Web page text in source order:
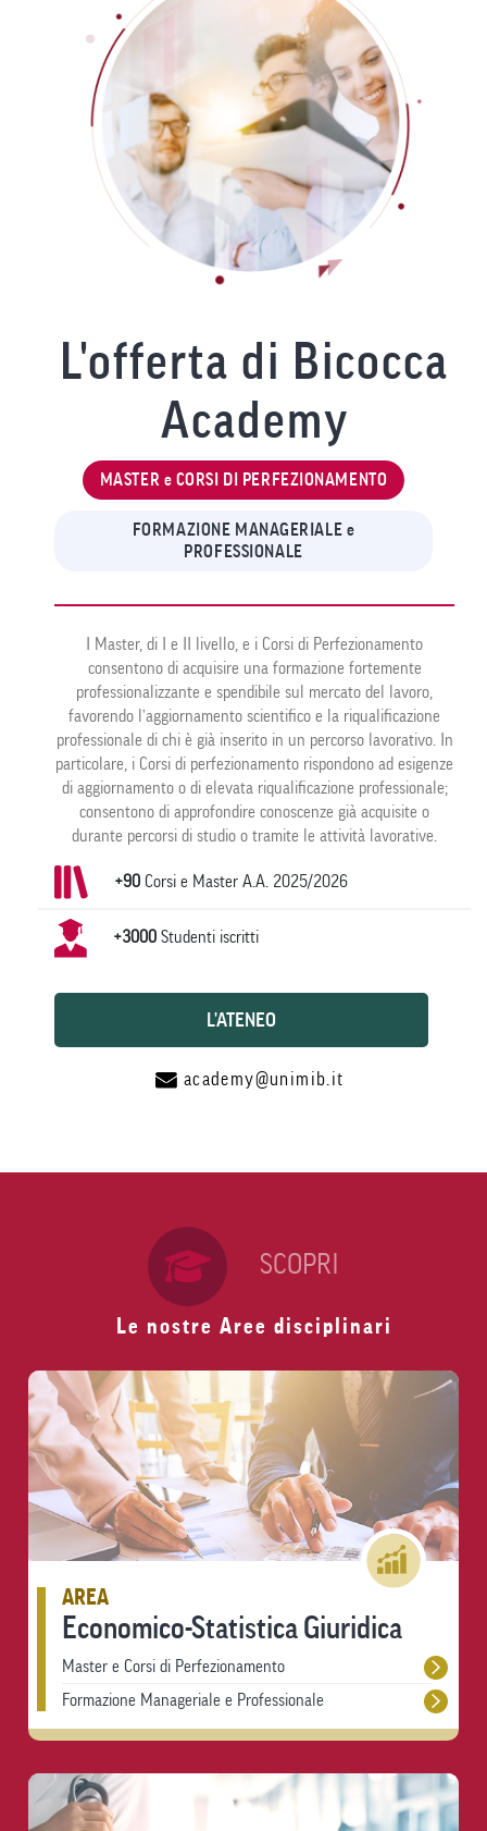
L'offerta di Bicocca
Academy
MASTER e CORSI DI PERFEZIONAMENTO
FORMAZIONE MANAGERIALE e
PROFESSIONALE
I Master, di I e II livello, e i Corsi di Perfezionamento
consentono di acquisire una formazione fortemente
professionalizzante e spendibile sul mercato del lavoro,
favorendo l’aggiornamento scientifico e la riqualificazione
professionale di chi è già inserito in un percorso lavorativo. In
particolare, i Corsi di perfezionamento rispondono ad esigenze
di aggiornamento o di elevata riqualificazione professionale;
consentono di approfondire conoscenze già acquisite o
durante percorsi di studio o tramite le attività lavorative.
+90 Corsi e Master A.A. 2025/2026
+3000 Studenti iscritti
L'ATENEO
academy@unimib.it
SCOPRI
Le nostre Aree disciplinari
AREA
Economico-Statistica Giuridica
Master e Corsi di Perfezionamento
Formazione Manageriale e Professionale